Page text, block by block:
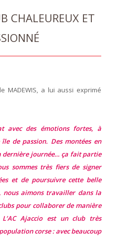
CHALEUREUX ET
MADEWIS, a lui aussi exprimé
avec des émotions fortes, à
de passion. Des montées en
dernière journée… ça fait partie
sommes très fiers de signer
et de poursuivre cette belle
nous aimons travailler dans la
pour collaborer de manière
Ajaccio est un club très
corse : avec beaucoup